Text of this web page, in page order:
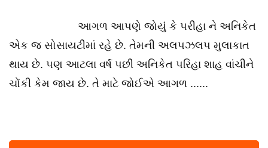
આગળ આપણે જોયું કે પરીહા ને અનિકેત
એક જ સોસાયટીમાં રહે છે. તેમની અલપઝલપ મુલાકાત
થાય છે. પણ આટલા વર્ષ પછી અનિકેત પરિહા શાહ વાંચીને
ચોંકી કેમ જાય છે. તે માટે જોઈએ આગળ ......